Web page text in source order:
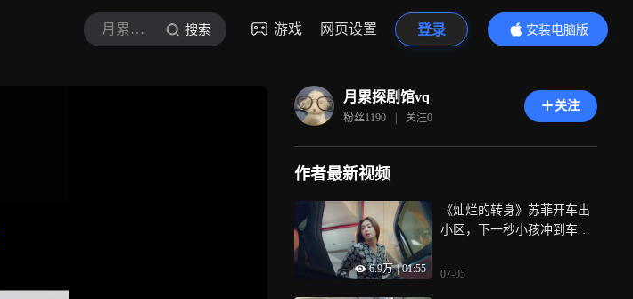
月累探剧馆vq 搜索 游戏 网页设置 登录
安装电脑版
内容更精彩
月累探剧馆vq
粉丝1190 | 关注0
关注
作者最新视频
6.9万 | 01:55
《灿烂的转身》苏菲开车出
小区，下一秒小孩冲到车
07-05